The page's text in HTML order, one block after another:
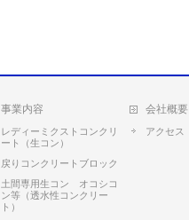
事業内容
レディーミクストコンクリ
ート（生コン）
戻りコンクリートブロック
土間専用生コン オコシコ
ン等（透水性コンクリー
ト）
会社概要
アクセス